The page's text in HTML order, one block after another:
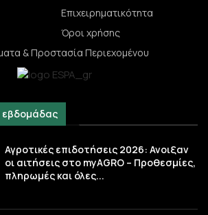
Επιχειρηματικότητα
Όροι χρήσης
& Προστασία Περιεχομένου
Αγροτικές επιδοτήσεις 2026: Ανοιξαν
οι αιτήσεις στο myAGRO – Προθεσμίες,
πληρωμές και όλες...